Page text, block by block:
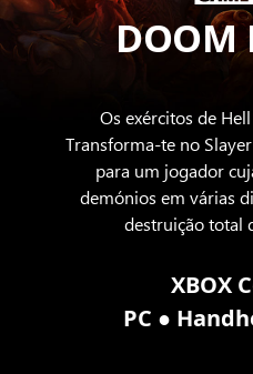
segurar
em
DOOM
Os exércitos de
Transforma-te no
para um jogador
demónios em várias
destruição total
XBOX
PC ●